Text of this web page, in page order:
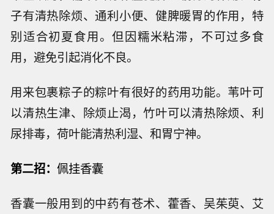
子有清热除烦、通利小便、健脾暖胃的作用，特
别适合初夏食用。但因糯米粘滞，不可过多食
用，避免引起消化不良。
用来包裹粽子的粽叶有很好的药用功能。苇叶可
以清热生津、除烦止渴，竹叶可以清热除烦、利
尿排毒，荷叶能清热利湿、和胃宁神。
第二招：佩挂香囊
香囊一般用到的中药有苍术、藿香、吴茱萸、艾